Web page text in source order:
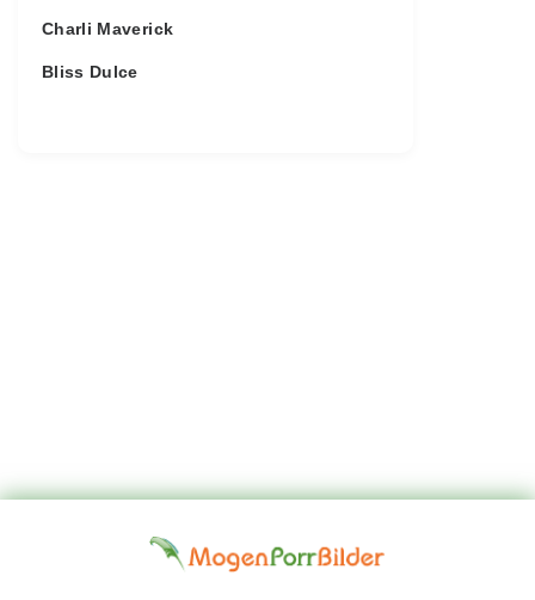
Charli Maverick
Bliss Dulce